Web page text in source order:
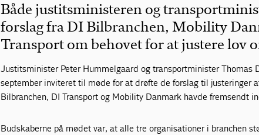
Både justitsministeren og
forslag fra DI Bilbranchen, Mobility
Transport om behovet for at justere lov
Justitsminister Peter Hummelgaard og transportminister Thomas
september inviteret til møde for at drøfte de forslag til justeringer
Bilbranchen, DI Transport og Mobility Danmark havde fremsendt
Budskaberne på mødet var, at alle tre organisationer i branchen